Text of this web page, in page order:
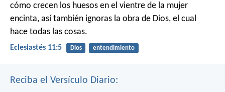
cómo crecen los huesos en el vientre de la mujer
encinta, así también ignoras la obra de Dios, el cual
hace todas las cosas.
Eclesiastés 11:5 Dios entendimiento
Reciba el Versículo Diario: